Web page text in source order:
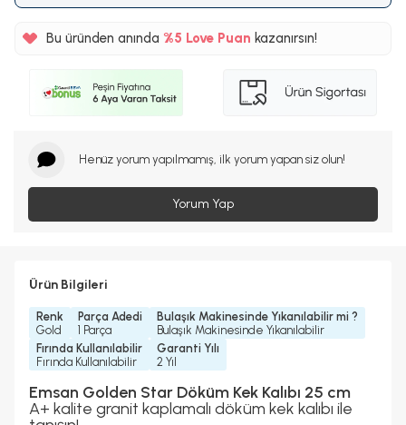
Alışverişlerde 1.500 TL İndirimKampanyası
Bu üründen anında %5
%5
Love Puan kazanırsın!
Henüz yorum yapılmamış, ilk yorum yapan siz olun!
Yorum Yap
Ürün Bilgileri
Renk
Gold
Parça Adedi
1 Parça
Bulaşık Makinesinde Yıkanılabilir mi ?
Bulaşık Makinesinde Yıkanılabilir
Fırında Kullanılabilir
Fırında Kullanılabilir
Garanti Yılı
2 Yıl
Emsan Golden Star Döküm Kek Kalıbı 25 cm
A+ kalite granit kaplamalı döküm kek kalıbı ile